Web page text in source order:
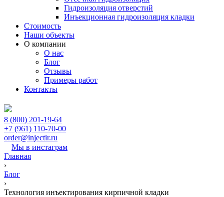
Гидроизоляция отверстий
Инъекционная гидроизоляция кладки
Стоимость
Наши объекты
О компании
О нас
Блог
Отзывы
Примеры работ
Контакты
8 (800) 201-19-64
+7 (961) 110-70-00
order@injectir.ru
Мы в инстаграм
Главная
›
Блог
›
Технология инъектирования кирпичной кладки